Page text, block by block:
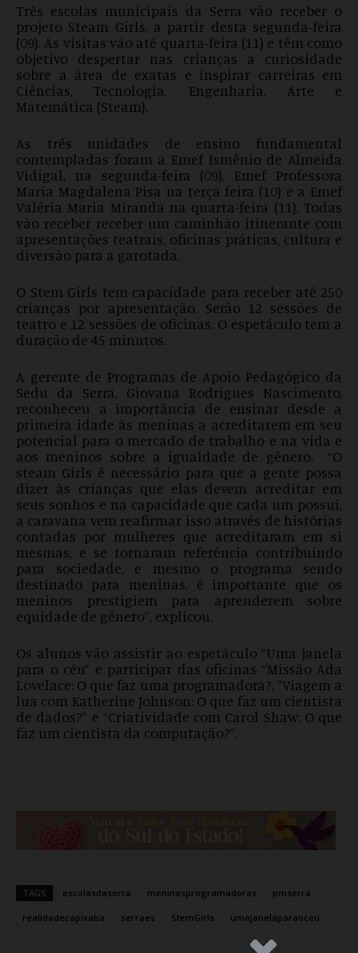
Três escolas municipais da Serra vão receber o
projeto Steam Girls, a partir desta segunda-feira
(09). As visitas vão até quarta-feira (11) e têm como
objetivo despertar nas crianças a curiosidade
sobre a área de exatas e inspirar carreiras em
Ciências, Tecnologia, Engenharia, Arte e
Matemática (Steam).
As três unidades de ensino fundamental
contempladas foram a Emef Ismênio de Almeida
Vidigal, na segunda-feira (09), Emef Professora
Maria Magdalena Pisa na terça feira (10) e a Emef
Valéria Maria Miranda na quarta-feira (11). Todas
vão receber receber um caminhão itinerante com
apresentações teatrais, oficinas práticas, cultura e
diversão para a garotada.
O Stem Girls tem capacidade para receber até 250
crianças por apresentação. Serão 12 sessões de
teatro e 12 sessões de oficinas. O espetáculo tem a
duração de 45 minutos.
A gerente de Programas de Apoio Pedagógico da
Sedu da Serra, Giovana Rodrigues Nascimento,
reconheceu a importância de ensinar desde a
primeira idade às meninas a acreditarem em seu
potencial para o mercado de trabalho e na vida e
aos meninos sobre a igualdade de gênero. “O
steam Girls é necessário para que a gente possa
dizer às crianças que elas devem acreditar em
seus sonhos e na capacidade que cada um possui,
a caravana vem reafirmar isso através de histórias
contadas por mulheres que acreditaram em si
mesmas, e se tornaram referência contribuindo
para sociedade, e mesmo o programa sendo
destinado para meninas, é importante que os
meninos prestigiem para aprenderem sobre
equidade de gênero”, explicou.
Os alunos vão assistir ao espetáculo “Uma janela
para o céu” e participar das oficinas “Missão Ada
Lovelace: O que faz uma programadora?, ”Viagem a
lua com Katherine Johnson: O que faz um cientista
de dados?” e “Criatividade com Carol Shaw: O que
faz um cientista da computação?”.
TAGS escolasdaserra meninasprogramadoras pmserra
realidadecapixaba serraes StemGirls umajanelaparaoceu